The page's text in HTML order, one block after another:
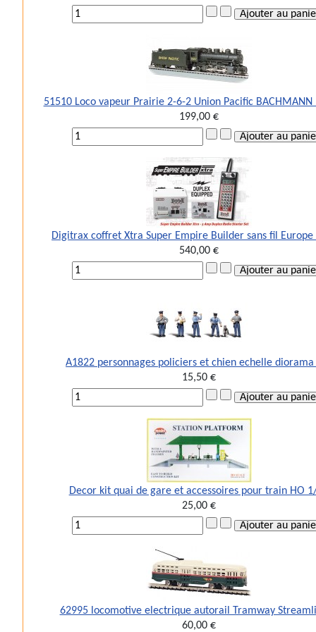
51510 Loco vapeur Prairie 2-6-2 Union Pacific BACHMANN
199,00 €
Digitrax coffret Xtra Super Empire Builder sans fil Europe
540,00 €
A1822 personnages policiers et chien echelle diorama
15,50 €
Decor kit quai de gare et accessoires pour train HO
25,00 €
62995 locomotive electrique autorail Tramway
60,00 €